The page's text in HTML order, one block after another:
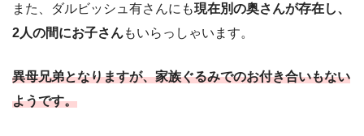
また、ダルビッシュ有さんにも現在別の奥さんが存在し、
2人の間にお子さんもいらっしゃいます。
異母兄弟となりますが、家族ぐるみでのお付き合いもない
ようです。